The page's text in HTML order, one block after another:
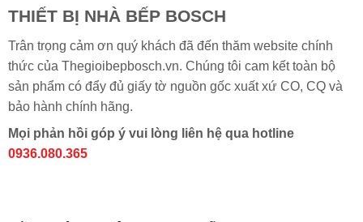
THIẾT BỊ NHÀ BẾP BOSCH
Trân trọng cảm ơn quý khách đã đến thăm website chính
thức của Thegioibepbosch.vn. Chúng tôi cam kết toàn bộ
sản phẩm có đẩy đủ giấy tờ nguồn gốc xuất xứ CO, CQ và
bảo hành chính hãng.
Mọi phản hồi góp ý vui lòng liên hệ qua hotline
0936.080.365